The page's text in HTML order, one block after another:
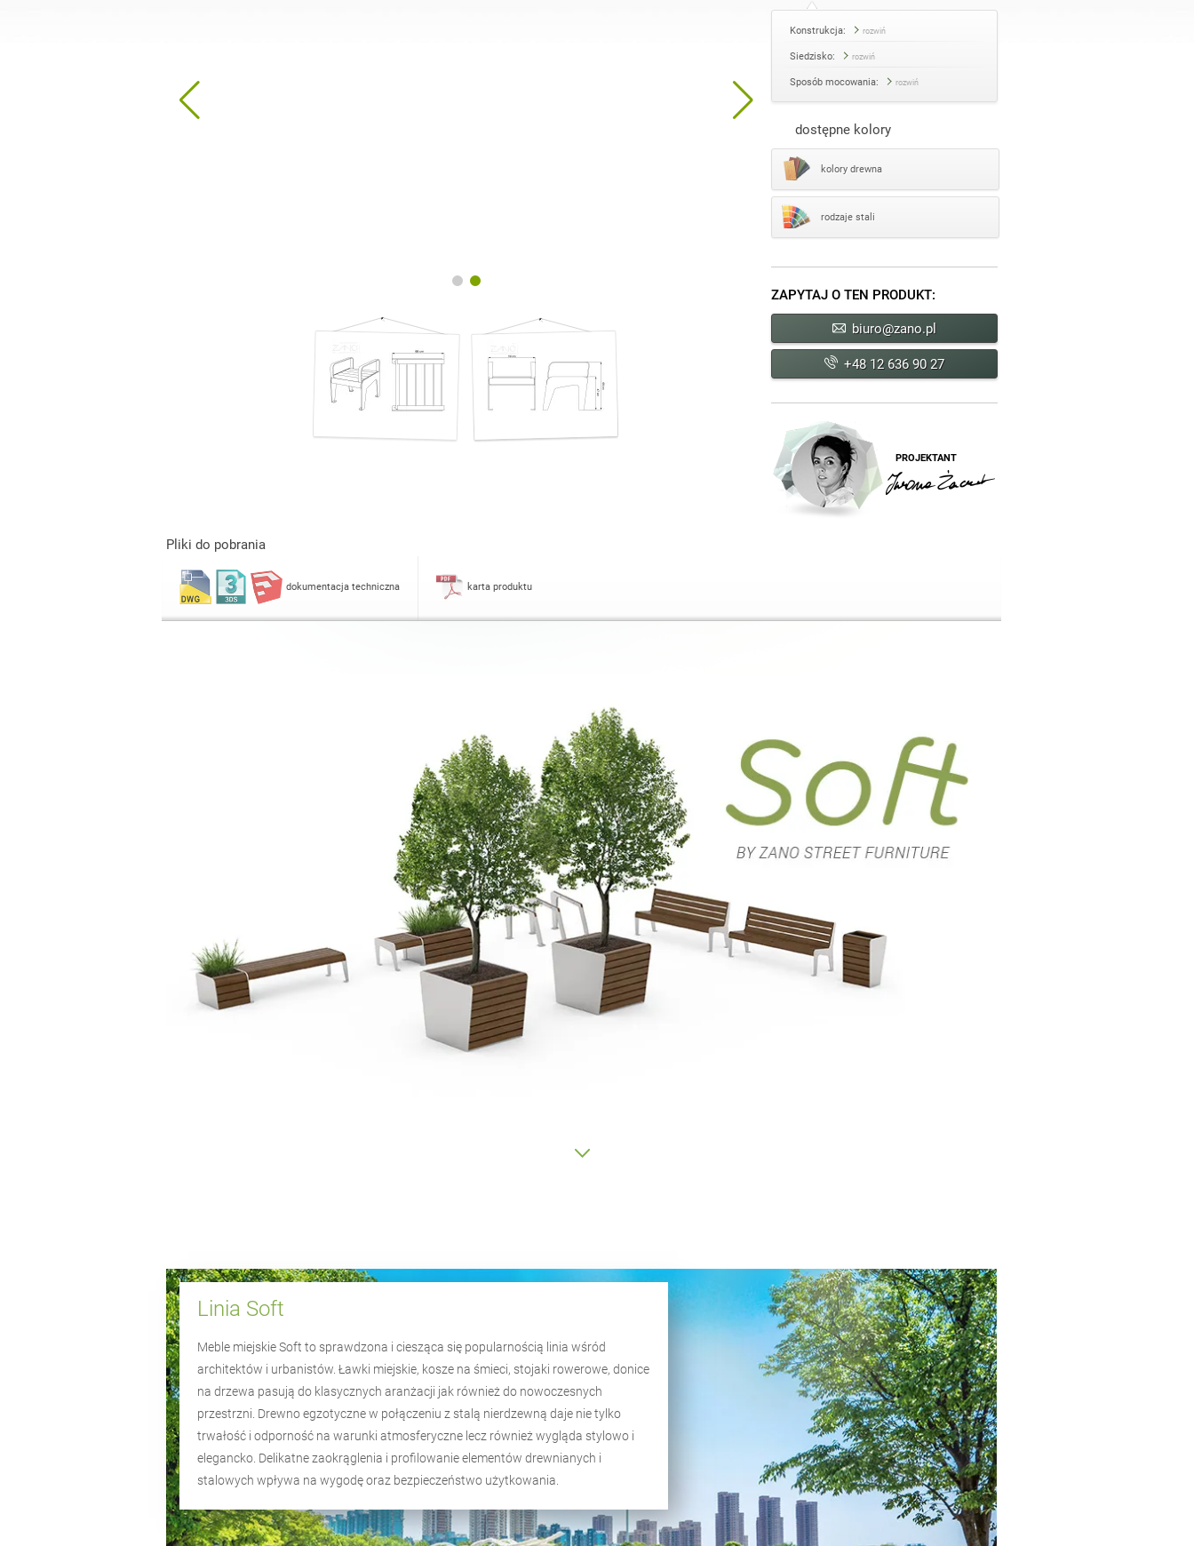
Konstrukcja: rozwiń
Siedzisko: rozwiń
Sposób mocowania: rozwiń
dostępne kolory
kolory drewna
rodzaje stali
ZAPYTAJ O TEN PRODUKT:
biuro@zano.pl
+48 12 636 90 27
PROJEKTANT
Pliki do pobrania
dokumentacja techniczna karta produktu
Linia Soft
Meble miejskie Soft to sprawdzona i ciesząca się popularnością linia wśród
architektów i urbanistów. Ławki miejskie, kosze na śmieci, stojaki rowerowe, donice
na drzewa pasują do klasycznych aranżacji jak również do nowoczesnych
przestrzni. Drewno egzotyczne w połączeniu z stalą nierdzewną daje nie tylko
trwałość i odporność na warunki atmosferyczne lecz również wygląda stylowo i
elegancko. Delikatne zaokrąglenia i profilowanie elementów drewnianych i
stalowych wpływa na wygodę oraz bezpieczeństwo użytkowania.